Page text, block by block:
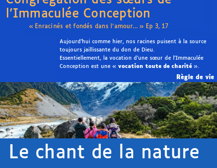
l’Immaculée Conception
« Enracinés et fondés dans l’amour… » Ep 3, 17
Règle de vie
Aujourd’hui comme hier, nos racines puisent à la source
toujours jaillissante du don de Dieu.
Essentiellement, la vocation d’une sœur de l’Immaculée
Conception est une « vocation toute de charité».
Le chant de la nature